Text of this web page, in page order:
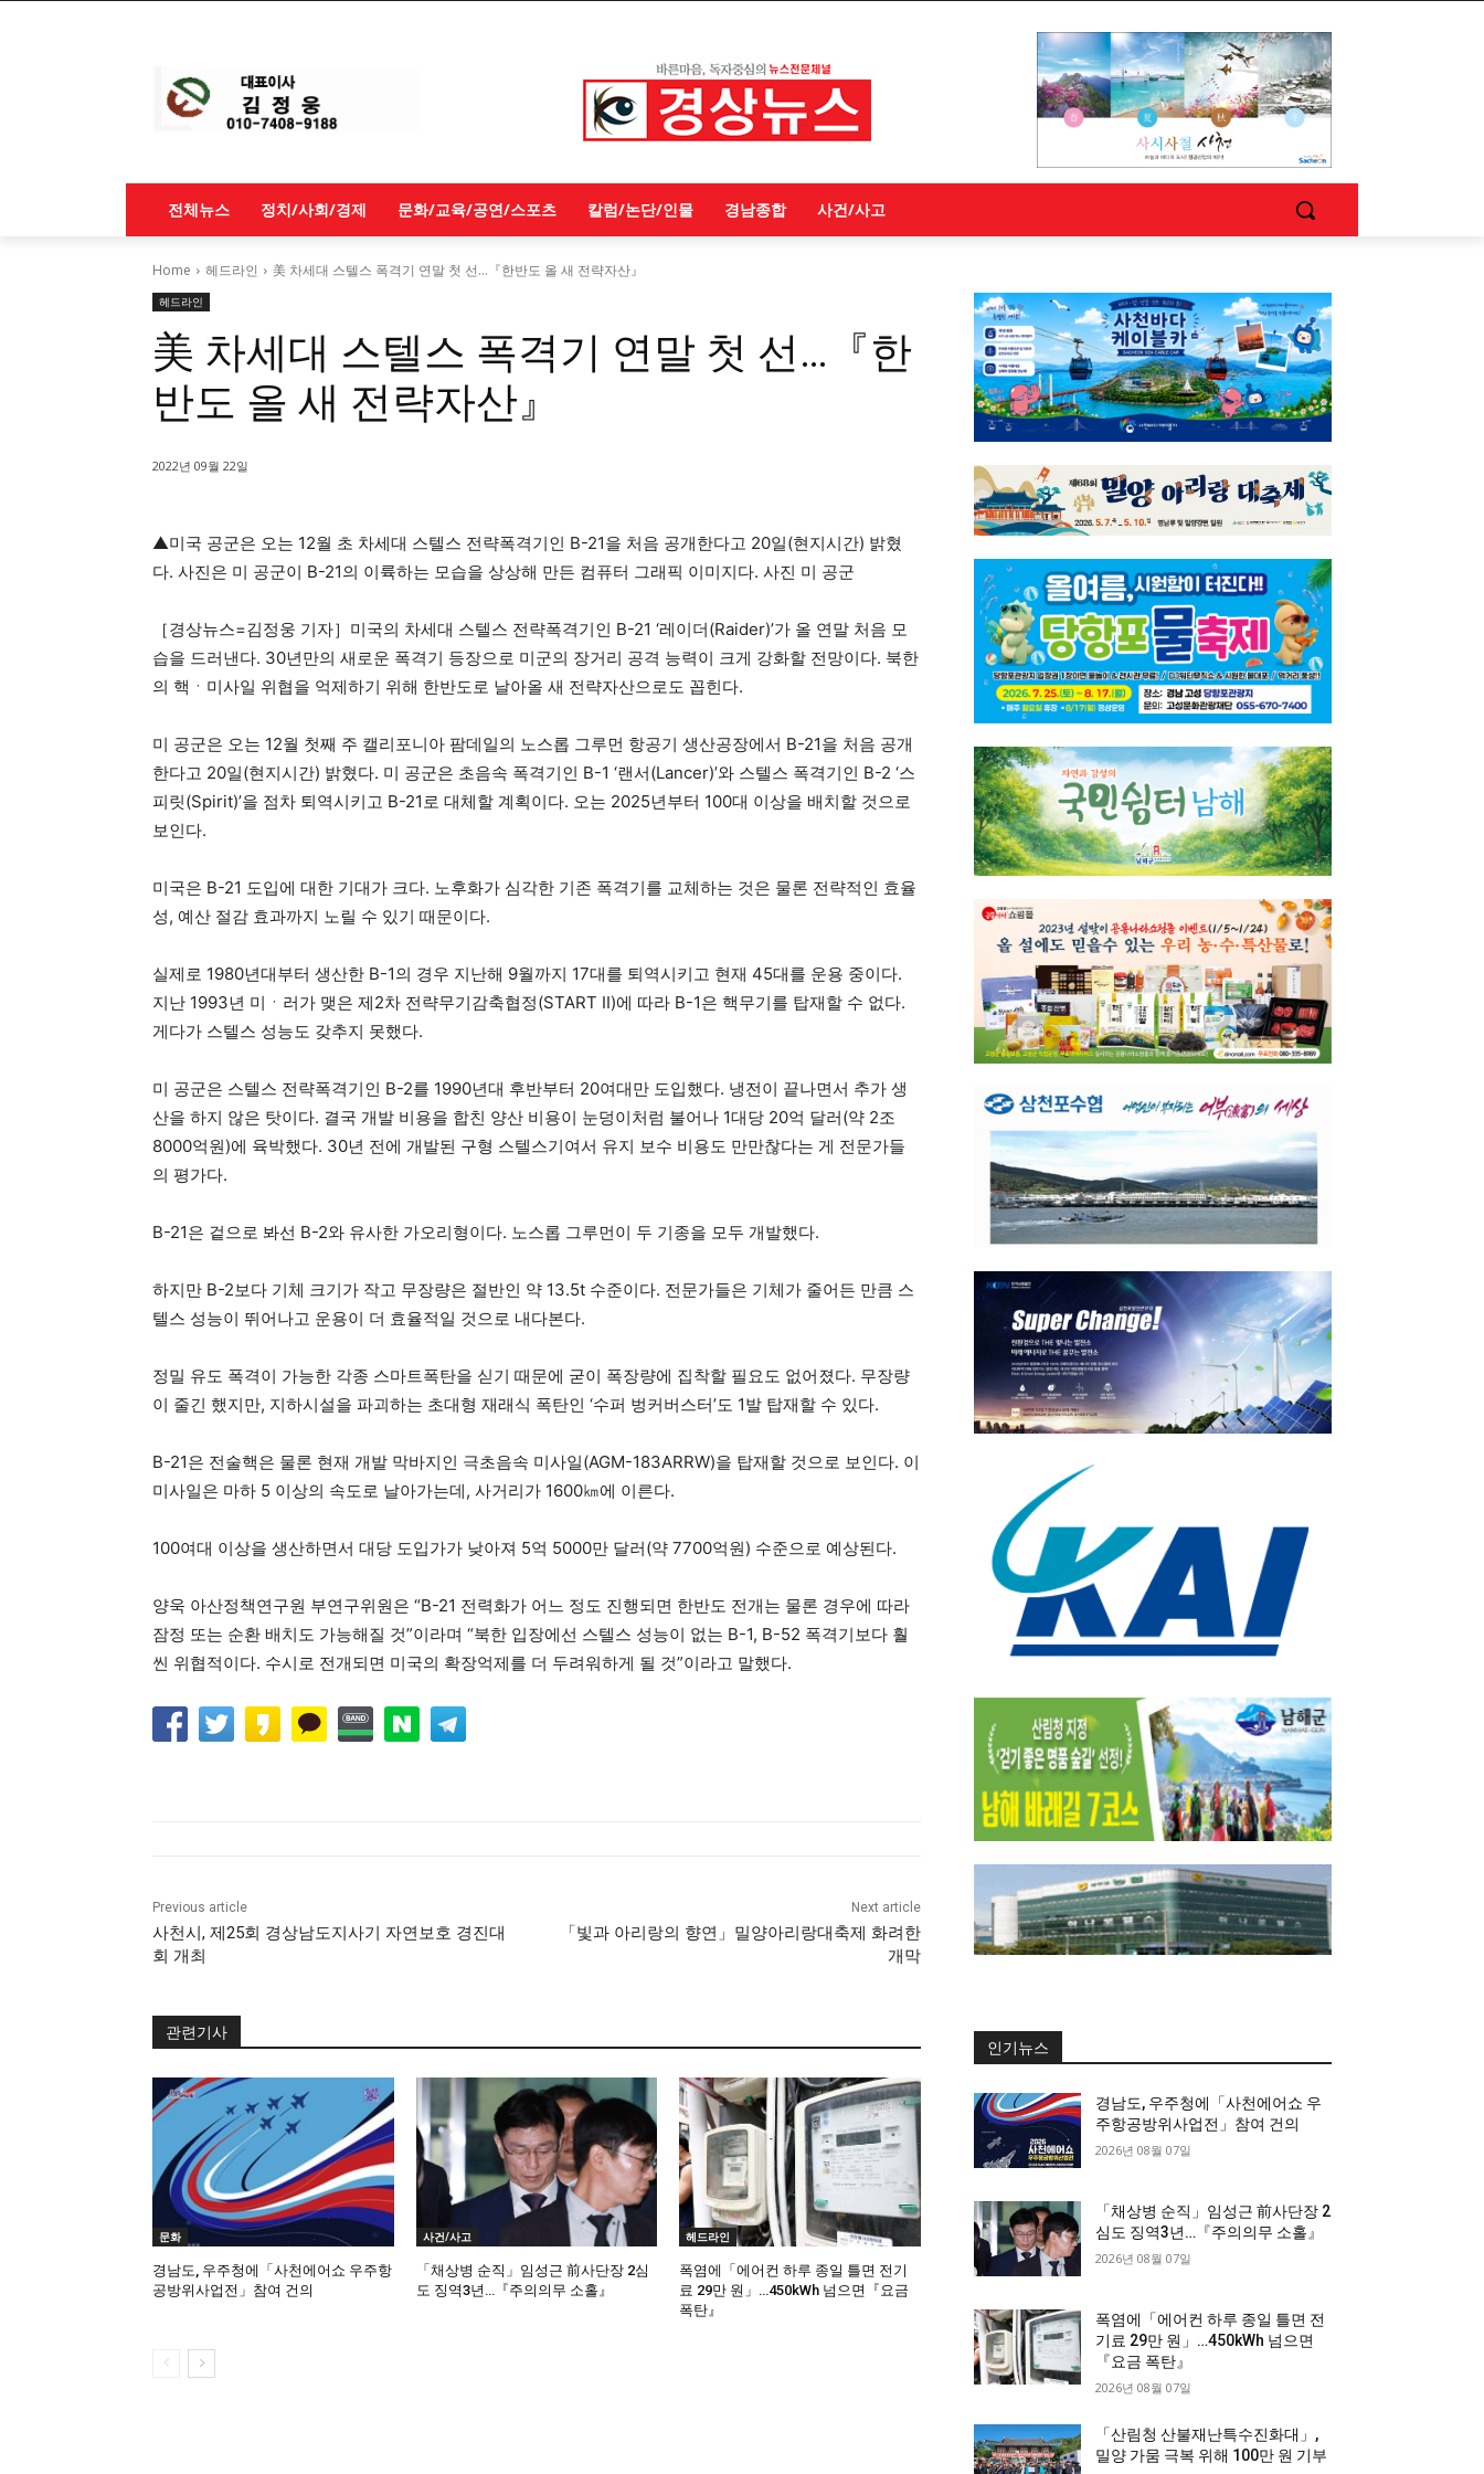
전체뉴스 정치/사회/경제 문화/교육/공연/스포츠 칼럼/논단/인물 경남종합 사건/사고
Home 헤드라인 美 차세대 스텔스 폭격기 연말 첫 선…『한반도 올 새 전략자산』
헤드라인
美 차세대 스텔스 폭격기 연말 첫 선…『한
반도 올 새 전략자산』
2022년 09월 22일
▲미국 공군은 오는 12월 초 차세대 스텔스 전략폭격기인 B-21을 처음 공개한다고 20일(현지시간) 밝혔
다. 사진은 미 공군이 B-21의 이륙하는 모습을 상상해 만든 컴퓨터 그래픽 이미지다. 사진 미 공군
［경상뉴스=김정웅 기자］미국의 차세대 스텔스 전략폭격기인 B-21 ‘레이더(Raider)’가 올 연말 처음 모
습을 드러낸다. 30년만의 새로운 폭격기 등장으로 미군의 장거리 공격 능력이 크게 강화할 전망이다. 북한
의 핵ㆍ미사일 위협을 억제하기 위해 한반도로 날아올 새 전략자산으로도 꼽힌다.
미 공군은 오는 12월 첫째 주 캘리포니아 팜데일의 노스롭 그루먼 항공기 생산공장에서 B-21을 처음 공개
한다고 20일(현지시간) 밝혔다. 미 공군은 초음속 폭격기인 B-1 ‘랜서(Lancer)’와 스텔스 폭격기인 B-2 ‘스
피릿(Spirit)’을 점차 퇴역시키고 B-21로 대체할 계획이다. 오는 2025년부터 100대 이상을 배치할 것으로
보인다.
미국은 B-21 도입에 대한 기대가 크다. 노후화가 심각한 기존 폭격기를 교체하는 것은 물론 전략적인 효율
성, 예산 절감 효과까지 노릴 수 있기 때문이다.
실제로 1980년대부터 생산한 B-1의 경우 지난해 9월까지 17대를 퇴역시키고 현재 45대를 운용 중이다.
지난 1993년 미ㆍ러가 맺은 제2차 전략무기감축협정(START II)에 따라 B-1은 핵무기를 탑재할 수 없다.
게다가 스텔스 성능도 갖추지 못했다.
미 공군은 스텔스 전략폭격기인 B-2를 1990년대 후반부터 20여대만 도입했다. 냉전이 끝나면서 추가 생
산을 하지 않은 탓이다. 결국 개발 비용을 합친 양산 비용이 눈덩이처럼 불어나 1대당 20억 달러(약 2조
8000억원)에 육박했다. 30년 전에 개발된 구형 스텔스기여서 유지 보수 비용도 만만찮다는 게 전문가들
의 평가다.
B-21은 겉으로 봐선 B-2와 유사한 가오리형이다. 노스롭 그루먼이 두 기종을 모두 개발했다.
하지만 B-2보다 기체 크기가 작고 무장량은 절반인 약 13.5t 수준이다. 전문가들은 기체가 줄어든 만큼 스
텔스 성능이 뛰어나고 운용이 더 효율적일 것으로 내다본다.
정밀 유도 폭격이 가능한 각종 스마트폭탄을 싣기 때문에 굳이 폭장량에 집착할 필요도 없어졌다. 무장량
이 줄긴 했지만, 지하시설을 파괴하는 초대형 재래식 폭탄인 ‘수퍼 벙커버스터’도 1발 탑재할 수 있다.
B-21은 전술핵은 물론 현재 개발 막바지인 극초음속 미사일(AGM-183ARRW)을 탑재할 것으로 보인다. 이
미사일은 마하 5 이상의 속도로 날아가는데, 사거리가 1600㎞에 이른다.
100여대 이상을 생산하면서 대당 도입가가 낮아져 5억 5000만 달러(약 7700억원) 수준으로 예상된다.
양욱 아산정책연구원 부연구위원은 “B-21 전력화가 어느 정도 진행되면 한반도 전개는 물론 경우에 따라
잠정 또는 순환 배치도 가능해질 것”이라며 “북한 입장에선 스텔스 성능이 없는 B-1, B-52 폭격기보다 훨
씬 위협적이다. 수시로 전개되면 미국의 확장억제를 더 두려워하게 될 것”이라고 말했다.
Previous article
사천시, 제25회 경상남도지사기 자연보호 경진대
회 개최
Next article
「빛과 아리랑의 향연」밀양아리랑대축제 화려한
개막
관련기사
문화
경남도, 우주청에「사천에어쇼 우주항
공방위사업전」참여 건의
사건/사고
「채상병 순직」임성근 前사단장 2심
도 징역3년…『주의의무 소홀』
헤드라인
폭염에「에어컨 하루 종일 틀면 전기
료 29만 원」…450kWh 넘으면『요금
폭탄』
인기뉴스
경남도, 우주청에「사천에어쇼 우
주항공방위사업전」참여 건의
2026년 08월 07일
「채상병 순직」임성근 前사단장 2
심도 징역3년…『주의의무 소홀』
2026년 08월 07일
폭염에「에어컨 하루 종일 틀면 전
기료 29만 원」…450kWh 넘으면
『요금 폭탄』
2026년 08월 07일
「산림청 산불재난특수진화대」,
밀양 가뭄 극복 위해 100만 원 기부